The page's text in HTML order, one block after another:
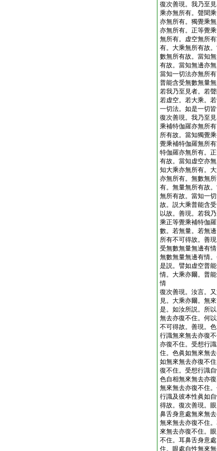
復次善現。我乃至
乘亦無所有。聲聞
亦無所有。獨覺乘
亦無所有。正等覺
無所有。虚空無所
有。大乘無所有故
數無所有故。當知
有故。當知無邊亦
當知一切法亦無所
普能含受無數無量
若我乃至見者。若
若虚空。若大乘。
一切法。如是一切
復次善現。我乃至
乘補特伽羅亦無所
所有故。當知獨覺
覺乘補特伽羅無所
特伽羅亦無所有。
有故。當知虚空亦
知大乘亦無所有。
亦無所有。無數無
有。無量無所有故
無所有故。當知一
故。説大乘普能含
以故。善現。若我
乘正等覺乘補特伽
數。若無量。若無
所有不可得故。善
受無數無量無邊有
無數無量無邊有情
是説。譬如虚空普
情。大乘亦爾。普
情
復次善現。汝言。
見。大乘亦爾。無
是。如汝所説。所
無去亦復不住。何
不可得故。善現。
行識無來無去亦復
亦復不住。受想行
住。色眞如無來無
如無來無去亦復不
復不住。受想行識
色自相無來無去亦
無來無去亦復不住
行識及彼本性眞如
得故。復次善現。
鼻舌身意處無來無
無來無去亦復不住
來無去亦復不住。
不住。耳鼻舌身意
住。眼處自性無來